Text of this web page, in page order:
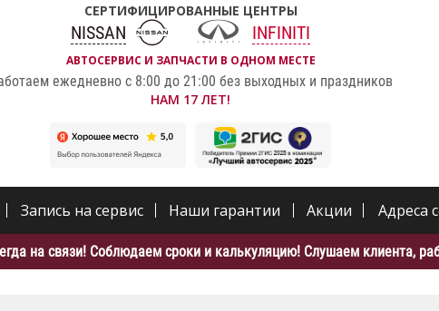
СЕРТИФИЦИРОВАННЫЕ ЦЕНТРЫ
NISSAN INFINITI
АВТОСЕРВИС И ЗАПЧАСТИ В ОДНОМ МЕСТЕ
ежедневно с 8:00 до 21:00 без выходных и праздников
НАМ 17 ЛЕТ!
Запись на сервис Наши гарантии Акции Адреса
на связи! Соблюдаем сроки и калькуляцию! Слушаем клиента,